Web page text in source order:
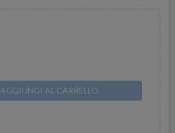
AGGIUNGI AL CARRELLO